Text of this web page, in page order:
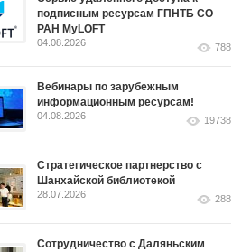
подписным ресурсам ГПНТБ СО
РАН MyLOFT
04.08.2026 788
Вебинары по зарубежным
информационным ресурсам!
04.08.2026 19738
Стратегическое партнерство с
Шанхайской библиотекой
28.07.2026 288
Сотрудничество с Даляньским